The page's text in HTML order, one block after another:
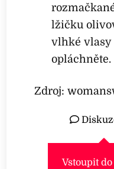
lžičku
vlhké vlasy
opláchněte.
Zdroj:
Vstoupit